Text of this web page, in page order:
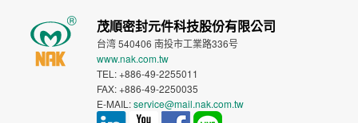
茂順密封元件科技股份有限公司
台湾 540406 南投市工業路336号
www.nak.com.tw
TEL: +886-49-2255011
FAX: +886-49-2250035
E-MAIL:service@mail.nak.com.tw